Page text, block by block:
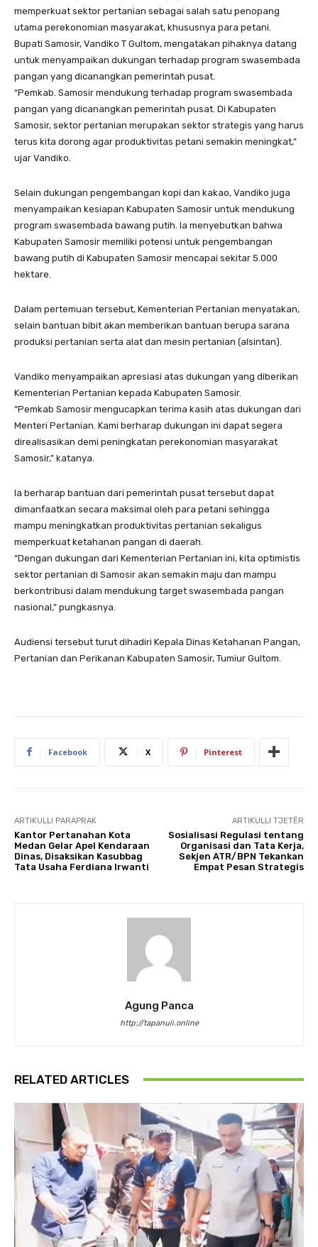
memperkuat sektor pertanian sebagai salah satu penopang
utama perekonomian masyarakat, khususnya para petani.
Bupati Samosir, Vandiko T Gultom, mengatakan pihaknya datang
untuk menyampaikan dukungan terhadap program swasembada
pangan yang dicanangkan pemerintah pusat.
“Pemkab. Samosir mendukung terhadap program swasembada
pangan yang dicanangkan pemerintah pusat. Di Kabupaten
Samosir, sektor pertanian merupakan sektor strategis yang harus
terus kita dorong agar produktivitas petani semakin meningkat,”
ujar Vandiko.
Selain dukungan pengembangan kopi dan kakao, Vandiko juga
menyampaikan kesiapan Kabupaten Samosir untuk mendukung
program swasembada bawang putih. Ia menyebutkan bahwa
Kabupaten Samosir memiliki potensi untuk pengembangan
bawang putih di Kabupaten Samosir mencapai sekitar 5.000
hektare.
Dalam pertemuan tersebut, Kementerian Pertanian menyatakan,
selain bantuan bibit akan memberikan bantuan berupa sarana
produksi pertanian serta alat dan mesin pertanian (alsintan).
Vandiko menyampaikan apresiasi atas dukungan yang diberikan
Kementerian Pertanian kepada Kabupaten Samosir.
“Pemkab Samosir mengucapkan terima kasih atas dukungan dari
Menteri Pertanian. Kami berharap dukungan ini dapat segera
direalisasikan demi peningkatan perekonomian masyarakat
Samosir,” katanya.
Ia berharap bantuan dari pemerintah pusat tersebut dapat
dimanfaatkan secara maksimal oleh para petani sehingga
mampu meningkatkan produktivitas pertanian sekaligus
memperkuat ketahanan pangan di daerah.
“Dengan dukungan dari Kementerian Pertanian ini, kita optimistis
sektor pertanian di Samosir akan semakin maju dan mampu
berkontribusi dalam mendukung target swasembada pangan
nasional,” pungkasnya.
Audiensi tersebut turut dihadiri Kepala Dinas Ketahanan Pangan,
Pertanian dan Perikanan Kabupaten Samosir, Tumiur Gultom.
Facebook X Pinterest
ARTIKULLI PARAPRAK
Kantor Pertanahan Kota
Medan Gelar Apel Kendaraan
Dinas, Disaksikan Kasubbag
Tata Usaha Ferdiana Irwanti
ARTIKULLI TJETËR
Sosialisasi Regulasi tentang
Organisasi dan Tata Kerja,
Sekjen ATR/BPN Tekankan
Empat Pesan Strategis
Agung Panca
http://tapanuli.online
RELATED ARTICLES